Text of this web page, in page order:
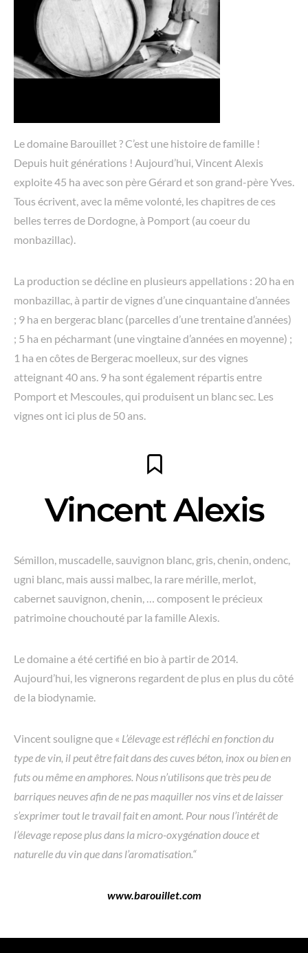
Le domaine Barouillet ? C’est une histoire de famille !
Depuis huit générations ! Aujourd’hui, Vincent Alexis
exploite 45 ha avec son père Gérard et son grand-père Yves.
Tous écrivent, avec la même volonté, les chapitres de ces
belles terres de Dordogne, à Pomport (au coeur du
monbazillac).
La production se décline en plusieurs appellations : 20 ha en
monbazillac, à partir de vignes d’une cinquantaine d’années
; 9 ha en bergerac blanc (parcelles d’une trentaine d’années)
; 5 ha en pécharmant (une vingtaine d’années en moyenne) ;
1 ha en côtes de Bergerac moelleux, sur des vignes
atteignant 40 ans. 9 ha sont également répartis entre
Pomport et Mescoules, qui produisent un blanc sec. Les
vignes ont ici plus de 50 ans.
Vincent Alexis
Sémillon, muscadelle, sauvignon blanc, gris, chenin, ondenc,
ugni blanc, mais aussi malbec, la rare mérille, merlot,
cabernet sauvignon, chenin, … composent le précieux
patrimoine chouchouté par la famille Alexis.
Le domaine a été certifié en bio à partir de 2014.
Aujourd’hui, les vignerons regardent de plus en plus du côté
de la biodynamie.
Vincent souligne que « L’élevage est réfléchi en fonction du
type de vin, il peut être fait dans des cuves béton, inox ou bien en
futs ou même en amphores. Nous n’utilisons que très peu de
barriques neuves afin de ne pas maquiller nos vins et de laisser
s’exprimer tout le travail fait en amont. Pour nous l’intérêt de
l’élevage repose plus dans la micro-oxygénation douce et
naturelle du vin que dans l’aromatisation.“
www.barouillet.com